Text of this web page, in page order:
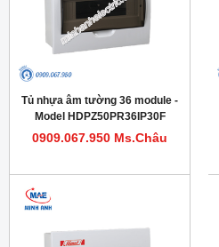
Tủ nhựa âm tường 36 module -
Model HDPZ50PR36IP30F
0909.067.950 Ms.Châu